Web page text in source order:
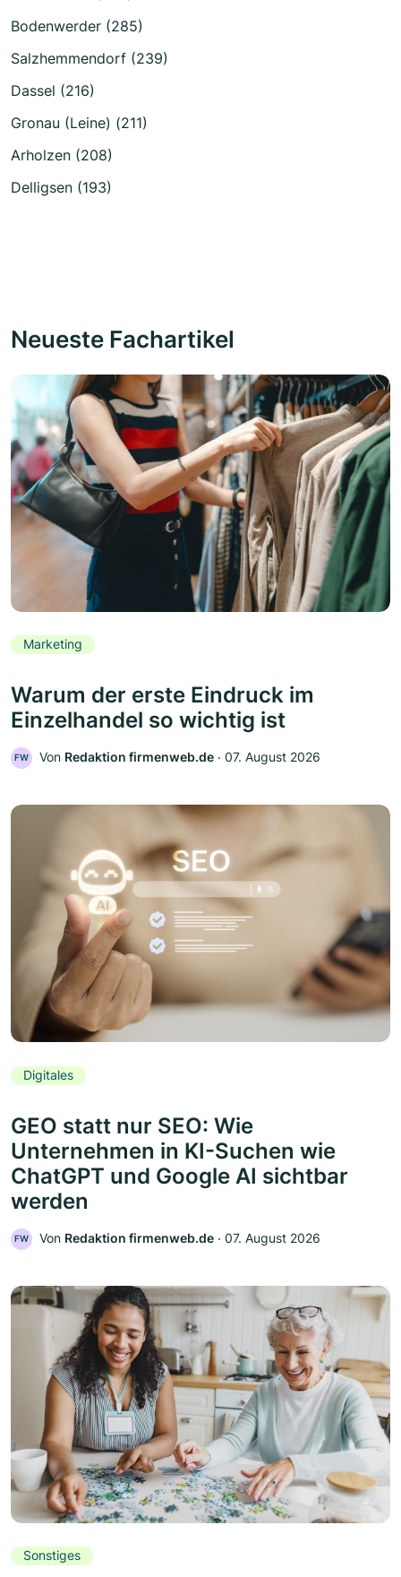
Bodenwerder (285)
Salzhemmendorf (239)
Dassel (216)
Gronau (Leine) (211)
Arholzen (208)
Delligsen (193)
Neueste Fachartikel
Marketing
Warum der erste Eindruck im
Einzelhandel so wichtig ist
FW Von Redaktion firmenweb.de ‧ 07. August 2026
Digitales
GEO statt nur SEO: Wie
Unternehmen in KI-Suchen wie
ChatGPT und Google AI sichtbar
werden
FW Von Redaktion firmenweb.de ‧ 07. August 2026
Sonstiges